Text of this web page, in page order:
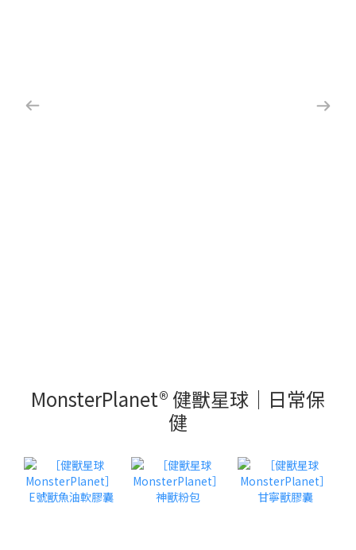
MonsterPlanet® 健獸星球｜日常保
健